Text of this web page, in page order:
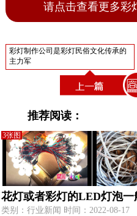
请点击查看更多彩
彩灯制作公司是彩灯民俗文化传承的
主力军
推荐阅读：
3张图
花灯或者彩灯的LED灯泡一
类别：行业新闻 时间：2022-08-17